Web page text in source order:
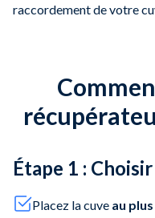
raccordement de votre
Étape 1 :
Placez la cuve au